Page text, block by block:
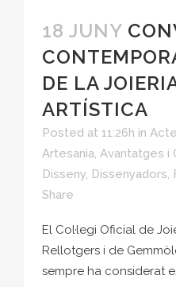
18 JUNY
DE LA
ARTÍSTICA
Posted at 11:26h in
Artesania, Avantatges i
Disseny, Dissenyadors,
Share
El Col·legi Oficial de
Rellotgers i de
sempre ha considerat